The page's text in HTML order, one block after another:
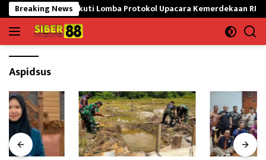
Langsung
ke
konten
Breaking News
Siap Ikuti Lomba Protokol Upacara Kemerdekaan RI Tingkat
Aspidsus